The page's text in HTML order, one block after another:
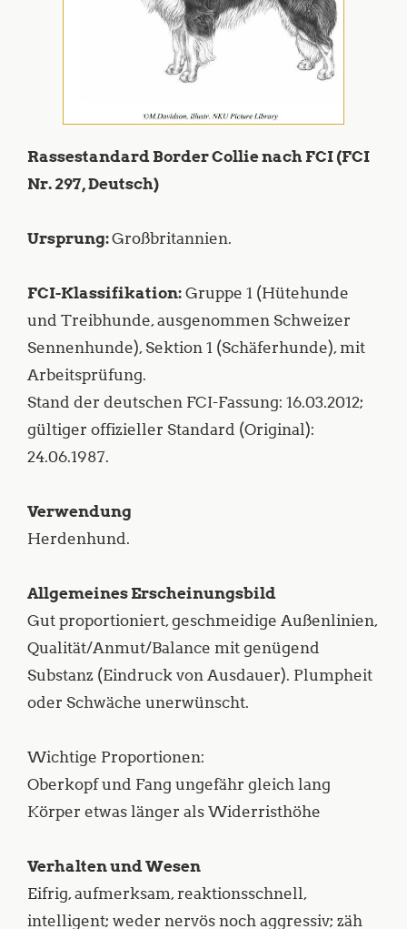
Rassestandard Border Collie nach FCI (FCI
Nr. 297, Deutsch)
Ursprung:Großbritannien.
FCI-Klassifikation: Gruppe 1 (Hütehunde
und Treibhunde, ausgenommen Schweizer
Sennenhunde), Sektion 1 (Schäferhunde), mit
Arbeitsprüfung.
Stand der deutschen FCI-Fassung: 16.03.2012;
gültiger offizieller Standard (Original):
24.06.1987.
Verwendung
Herdenhund.
Allgemeines Erscheinungsbild
Gut proportioniert, geschmeidige Außenlinien,
Qualität/Anmut/Balance mit genügend
Substanz (Eindruck von Ausdauer). Plumpheit
oder Schwäche unerwünscht.
Wichtige Proportionen:
Oberkopf und Fang ungefähr gleich lang
Körper etwas länger als Widerristhöhe
Verhalten und Wesen
Eifrig, aufmerksam, reaktionsschnell,
intelligent; weder nervös noch aggressiv; zäh